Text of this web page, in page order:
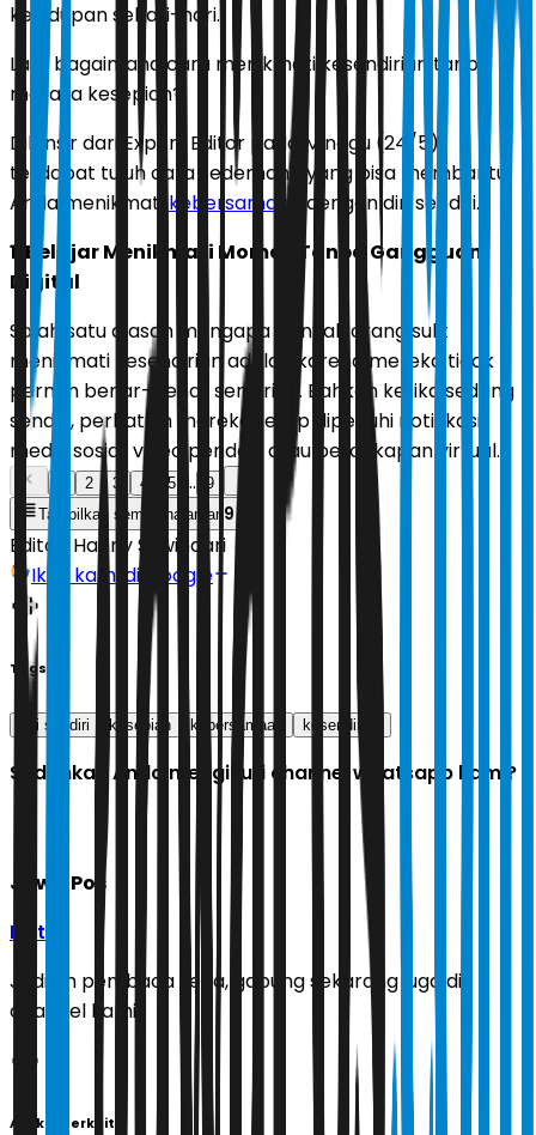
kehidupan sehari-hari.
Lalu, bagaimana cara menikmati kesendirian tanpa
merasa kesepian?
Dilansir dari Expert Editor pada Minggu (24/5),
terdapat tujuh cara sederhana yang bisa membantu
Anda menikmatikebersamaan
dengan diri sendiri.
1. Belajar Menikmati Momen Tanpa Gangguan
Digital
Salah satu alasan mengapa banyak orang sulit
menikmati kesendirian adalah karena mereka tidak
pernah benar-benar sendirian. Bahkan ketika sedang
sendiri, perhatian mereka tetap dipenuhi notifikasi,
media sosial, video pendek, atau percakapan virtual.
2 3 4 5 ...
9
Tampilkan semua halaman 9
Editor: Hanny Suwindari
Ikuti kami di Google
Tags
diri sendiri kesepian kebersamaan kesendirian
Sudahkah Anda mengikuti channel whatsapp kami?
Jawa Pos
Ikuti
Jadilah pembaca setia, gabung sekarang juga di
channel kami!
Artikel Terkait